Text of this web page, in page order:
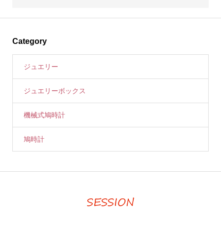
Category
ジュエリー
ジュエリーボックス
機械式鳩時計
鳩時計